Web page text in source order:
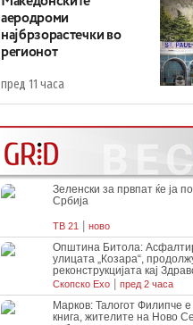
аеродроми
најбрзорастечки во
регионот
пред 11 часа